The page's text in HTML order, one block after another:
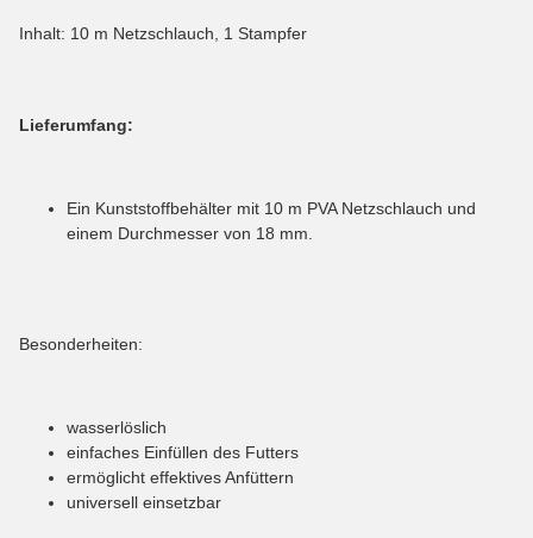
Inhalt: 10 m Netzschlauch, 1 Stampfer
Lieferumfang:
Ein Kunststoffbehälter mit 10 m PVA Netzschlauch und
einem Durchmesser von 18 mm.
Besonderheiten:
wasserlöslich
einfaches Einfüllen des Futters
ermöglicht effektives Anfüttern
universell einsetzbar